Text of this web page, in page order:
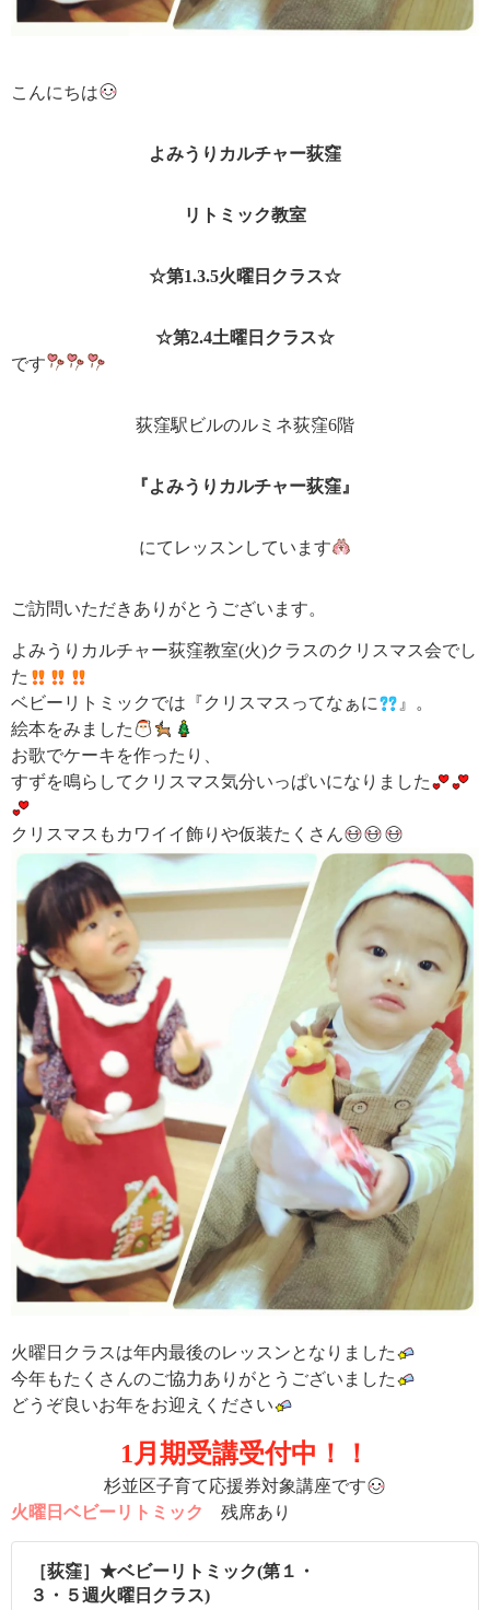
こんにちは
よみうりカルチャー荻窪
リトミック教室
☆第1.3.5火曜日クラス☆
☆第2.4土曜日クラス☆
です
荻窪駅ビルのルミネ荻窪6階
『よみうりカルチャー荻窪』
にてレッスンしています
ご訪問いただきありがとうございます。
よみうりカルチャー荻窪教室(火)クラスのクリスマス会でし
た
ベビーリトミックでは『クリスマスってなぁに
』。
絵本をみました
お歌でケーキを作ったり、
すずを鳴らしてクリスマス気分いっぱいになりました
クリスマスもカワイイ飾りや仮装たくさん
火曜日クラスは年内最後のレッスンとなりました
今年もたくさんのご協力ありがとうございました
どうぞ良いお年をお迎えください
1月期受講受付中！！
杉並区子育て応援券対象講座です
火曜日ベビーリトミック
残席あり
［荻窪］★ベビーリトミック(第１・
３・５週火曜日クラス)